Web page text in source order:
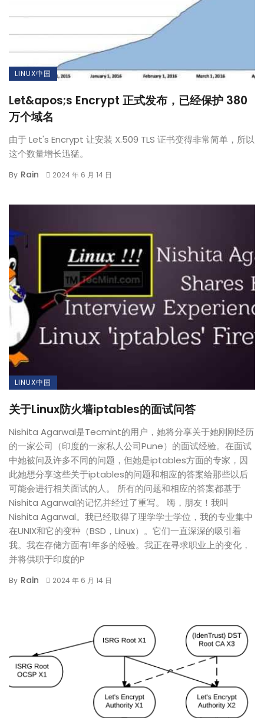
LINUX中国
Let&apos;s Encrypt 正式发布，已经保护 380
万个域名
由于 Let's Encrypt 让安装 X.509 TLS 证书变得非常简单，所以
这个数量增长迅猛。
By Rain 2024 年 6 月 14 日
LINUX中国
关于Linux防火墙iptables的面试问答
Nishita Agarwal是Tecmint的用户，她将分享关于她刚刚经历
的一家公司（印度的一家私人公司Pune）的面试经验。在面试
中她被问及许多不同的问题，但她是iptables方面的专家，因
此她想分享这些关于iptables的问题和相应的答案给那些以后
可能会进行相关面试的人。 所有的问题和相应的答案都基于
Nishita Agarwal的记忆并经过了重写。 嗨，朋友！我叫
Nishita Agarwal。我已经取得了理学学士学位，我的专业集中
在UNIX和它的变种（BSD，Linux）。它们一直深深的吸引着
我。我在存储方面有1年多的经验。我正在寻求职业上的变化，
并将供职于印度的P
By Rain 2024 年 6 月 14 日